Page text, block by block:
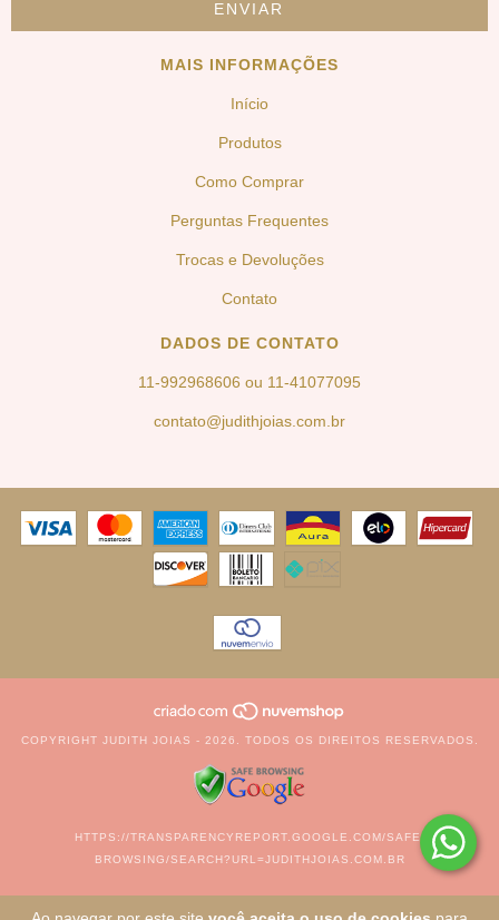
MAIS INFORMAÇÕES
Início
Produtos
Como Comprar
Perguntas Frequentes
Trocas e Devoluções
Contato
DADOS DE CONTATO
11-992968606 ou 11-41077095
contato@judithjoias.com.br
COPYRIGHT JUDITH JOIAS - 2026. TODOS OS DIREITOS RESERVADOS.
HTTPS://TRANSPARENCYREPORT.GOOGLE.COM/SAFE-
BROWSING/SEARCH?URL=JUDITHJOIAS.COM.BR